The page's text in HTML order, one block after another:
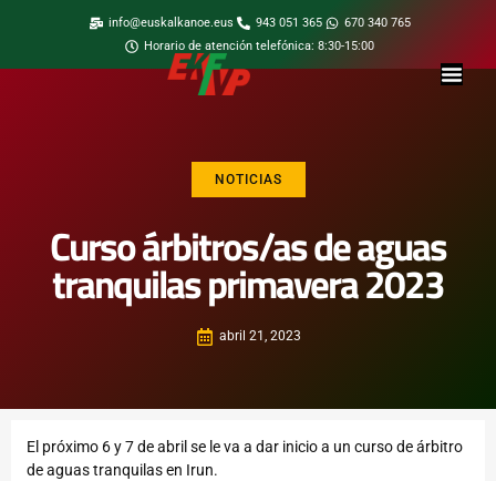
info@euskalkanoe.eus 943 051 365
670 340 765
Horario de atención telefónica: 8:30-15:00
NOTICIAS
Curso árbitros/as de aguas
tranquilas primavera 2023
abril 21, 2023
El próximo 6 y 7 de abril se le va a dar inicio a un curso de árbitro
de aguas tranquilas en Irun.